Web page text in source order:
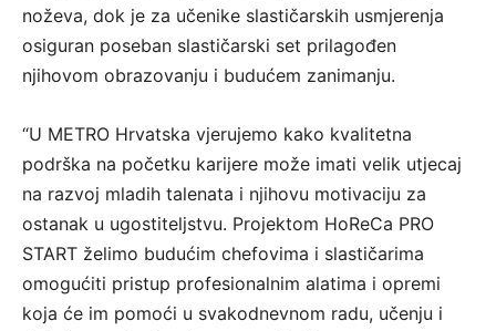
noževa, dok je za učenike slastičarskih usmjerenja
osiguran poseban slastičarski set prilagođen
njihovom obrazovanju i budućem zanimanju.
“U METRO Hrvatska vjerujemo kako kvalitetna
podrška na početku karijere može imati velik utjecaj
na razvoj mladih talenata i njihovu motivaciju za
ostanak u ugostiteljstvu. Projektom HoReCa PRO
START želimo budućim chefovima i slastičarima
omogućiti pristup profesionalnim alatima i opremi
koja će im pomoći u svakodnevnom radu, učenju i